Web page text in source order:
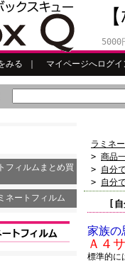
5000
みる マイページへログイ
フィルムまとめ買
ネートフィルム
ラミネ
> 商品
> 自分
> 自分
[
家族の
Ａ４
標準的に